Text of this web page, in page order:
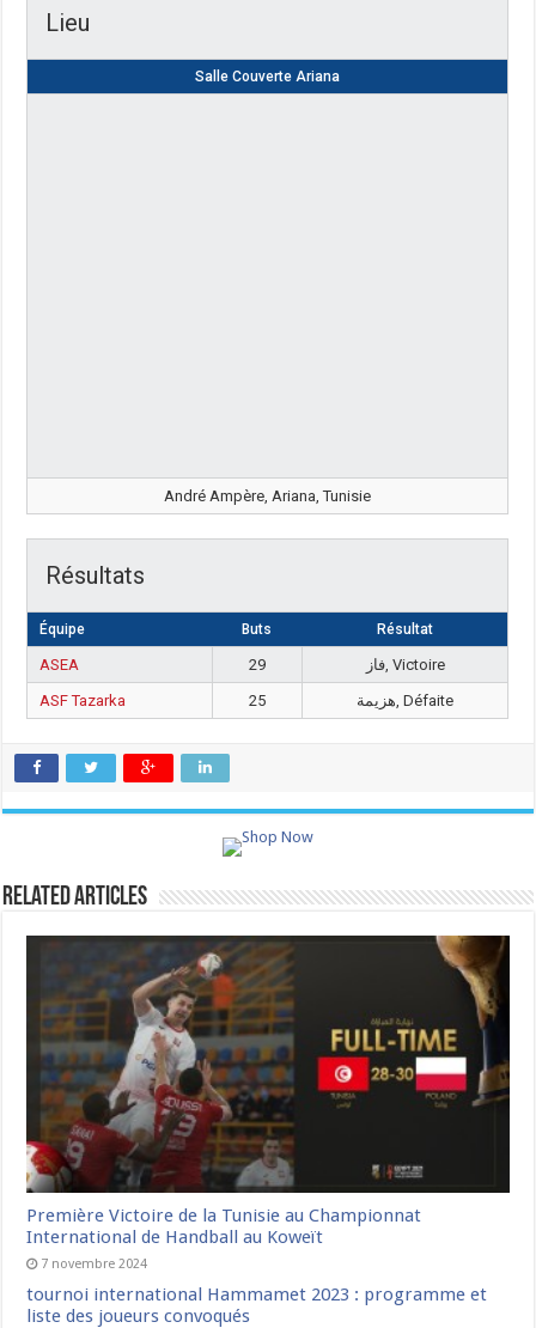
Lieu
Salle Couverte Ariana
André Ampère, Ariana, Tunisie
Résultats
Équipe Buts Résultat
ASEA 29
فاز, Victoire
ASF Tazarka
25 هزيمة, Défaite
Related Articles
Première Victoire de la Tunisie au Championnat
International de Handball au Koweït
7 novembre 2024
tournoi international Hammamet 2023 : programme et
liste des joueurs convoqués